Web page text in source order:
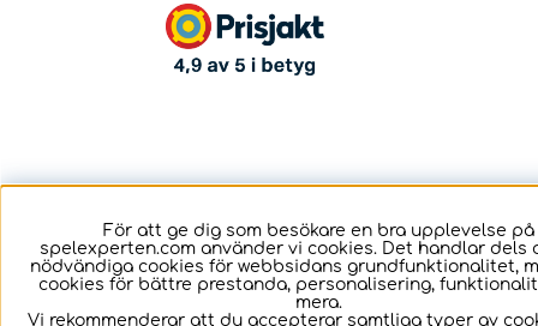
För att ge dig som besökare en bra upplevelse på
spelexperten.com använder vi cookies. Det handlar dels
nödvändiga cookies för webbsidans grundfunktionalitet,
cookies för bättre prestanda, personalisering,
mera.
Vi rekommenderar att du accepterar samtliga typer av